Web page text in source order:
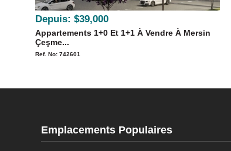
Depuis: $39,000
Appartements 1+0 Et 1+1 À Vendre À Mersin
Çeşme...
Ref. No: 742601
Emplacements Populaires